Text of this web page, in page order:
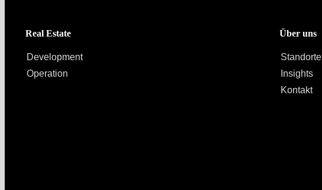
Real Estate
Development
Operation
Über uns
Standorte
Insights
Kontakt